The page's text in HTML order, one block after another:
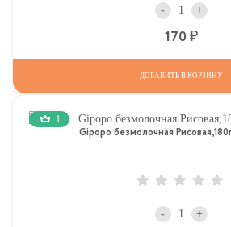
- +
170
ДОБАВИТЬ В КОРЗИНУ
1
Gipopo безмолочная
- +